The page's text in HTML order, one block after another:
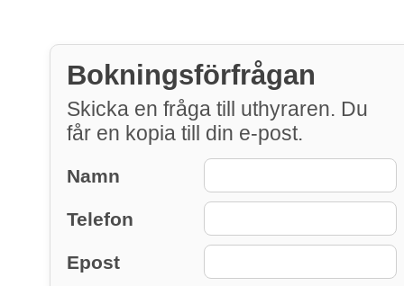
Bokningsförfrågan
Skicka en fråga till uthyraren. Du
får en kopia till din e-post.
Namn
Telefon
Epost